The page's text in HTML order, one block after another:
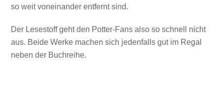
so weit voneinander entfernt sind.
Der Lesestoff geht den Potter-Fans also so schnell nicht
aus. Beide Werke machen sich jedenfalls gut im Regal
neben der Buchreihe.